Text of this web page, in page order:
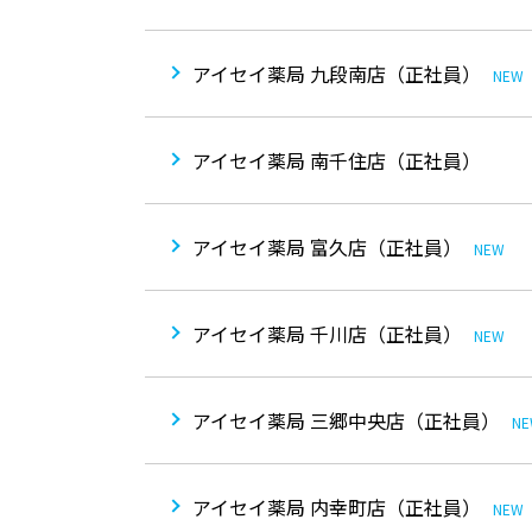
アイセイ薬局 九段南店（正社員） NEW
アイセイ薬局 南千住店（正社員）
アイセイ薬局 富久店（正社員） NEW
アイセイ薬局 千川店（正社員） NEW
アイセイ薬局 三郷中央店（正社員）
アイセイ薬局 内幸町店（正社員） NEW